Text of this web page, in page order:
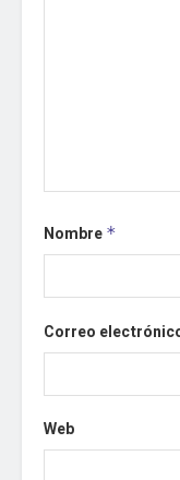
Nombre *
Correo
Web